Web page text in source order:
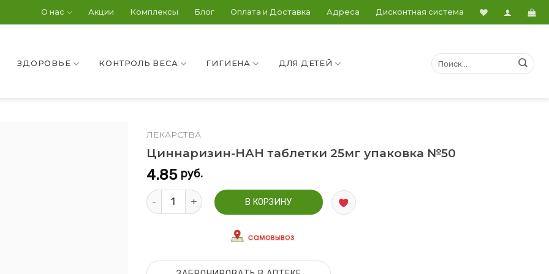
О нас Акции Комплексы Блог Оплата и Доставка Адреса Дисконтная система
ЗДОРОВЬЕ КОНТРОЛЬ ВЕСА ГИГИЕНА ДЛЯ ДЕТЕЙ
ЛЕКАРСТВА
Циннаризин-НАН таблетки 25мг упаковка №50
4.85 руб.
Количество Циннаризин-НАН таблетки 25мг упаковка №50
В КОРЗИНУ